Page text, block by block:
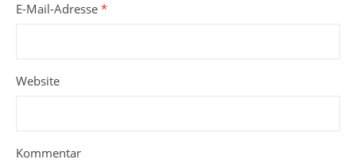
E-Mail-Adresse *
Website
Kommentar